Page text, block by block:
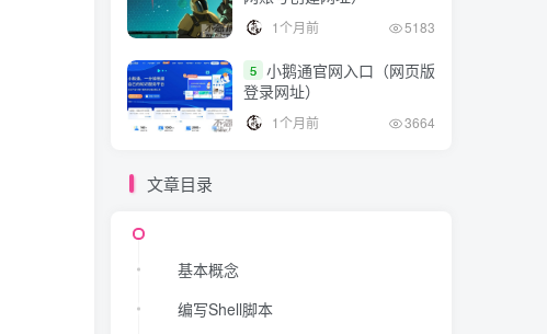
1个月前 5183
5 小鹅通官网入口（网页版
登录网址）
1个月前 3664
文章目录
基本概念
编写Shell脚本